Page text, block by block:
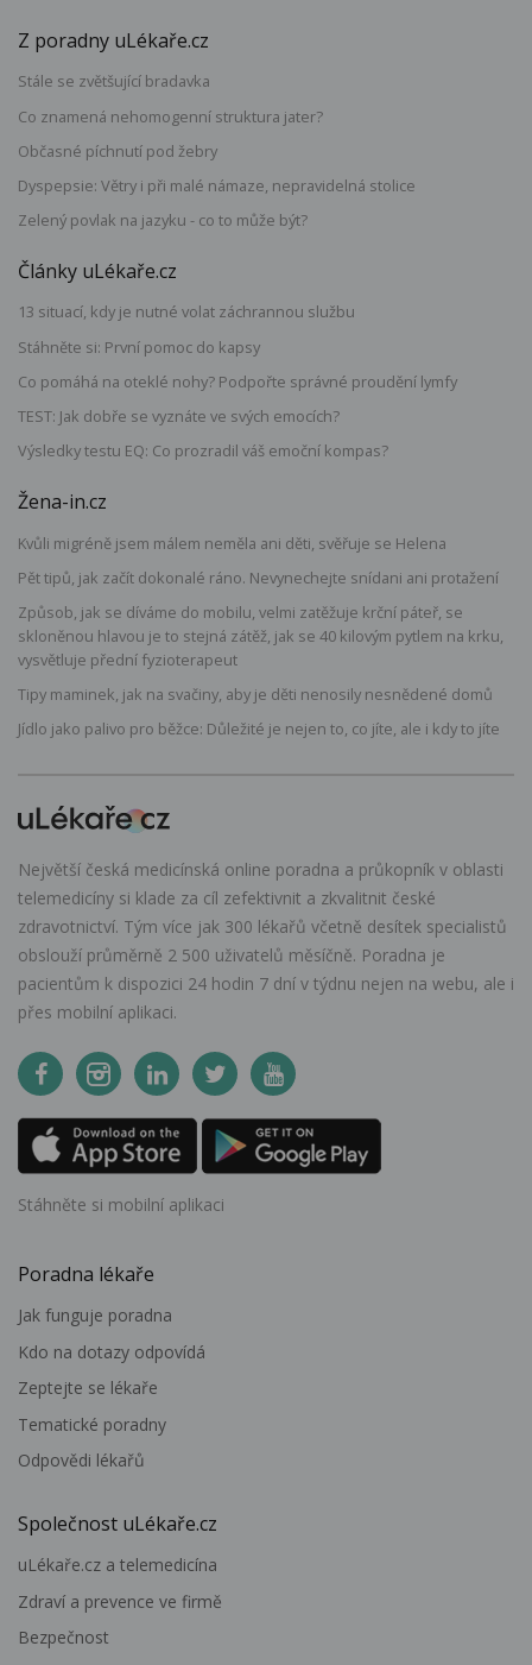
Z poradny uLékaře.cz
Stále se zvětšující bradavka
Co znamená nehomogenní struktura jater?
Občasné píchnutí pod žebry
Dyspepsie: Větry i při malé námaze, nepravidelná stolice
Zelený povlak na jazyku - co to může být?
Články uLékaře.cz
13 situací, kdy je nutné volat záchrannou službu
Stáhněte si: První pomoc do kapsy
Co pomáhá na oteklé nohy? Podpořte správné proudění lymfy
TEST: Jak dobře se vyznáte ve svých emocích?
Výsledky testu EQ: Co prozradil váš emoční kompas?
Žena-in.cz
Kvůli migréně jsem málem neměla ani děti, svěřuje se Helena
Pět tipů, jak začít dokonalé ráno. Nevynechejte snídani ani protažení
Způsob, jak se díváme do mobilu, velmi zatěžuje krční páteř, se
skloněnou hlavou je to stejná zátěž, jak se 40 kilovým pytlem na krku,
vysvětluje přední fyzioterapeut
Tipy maminek, jak na svačiny, aby je děti nenosily nesnědené domů
Jídlo jako palivo pro běžce: Důležité je nejen to, co jíte, ale i kdy to jíte
Největší česká medicínská online poradna a průkopník v oblasti
telemedicíny si klade za cíl zefektivnit a zkvalitnit české
zdravotnictví. Tým více jak 300 lékařů včetně desítek specialistů
obslouží průměrně 2 500 uživatelů měsíčně. Poradna je
pacientům k dispozici 24 hodin 7 dní v týdnu nejen na webu, ale i
přes mobilní aplikaci.
Stáhněte si mobilní aplikaci
Poradna lékaře
Jak funguje poradna
Kdo na dotazy odpovídá
Zeptejte se lékaře
Tematické poradny
Odpovědi lékařů
Společnost uLékaře.cz
uLékaře.cz a telemedicína
Zdraví a prevence ve firmě
Bezpečnost